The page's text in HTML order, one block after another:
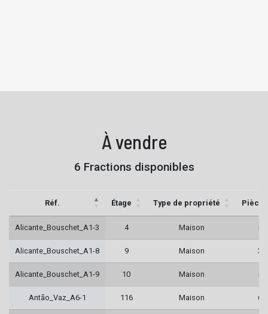
À vendre
6 Fractions disponibles
Réf. Étage Type de propriété Pièces
Alicante_Bouschet_A1-3 4 Maison 5
Alicante_Bouschet_A1-8 9 Maison 3
Alicante_Bouschet_A1-9 10 Maison 5
Antão_Vaz_A6-1 116 Maison 6